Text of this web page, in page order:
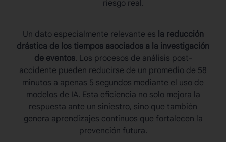
riesgo real.
Un dato especialmente relevante es la reducción
drástica de los tiempos asociados a la investigación
de eventos. Los procesos de análisis post-
accidente pueden reducirse de un promedio de 58
minutos a apenas 5 segundos mediante el uso de
modelos de IA. Esta eficiencia no solo mejora la
respuesta ante un siniestro, sino que también
genera aprendizajes continuos que fortalecen la
prevención futura.